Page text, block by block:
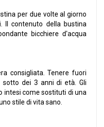
per due volte al giorno
Il contenuto della bustina
bicchiere d'acqua
consigliata. Tenere fuori
dei 3 anni di età. Gli
intesi come sostituti di una
stile di vita sano.